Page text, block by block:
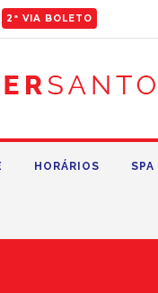
2ª VIA BOLETO
HORÁRIOS SPA